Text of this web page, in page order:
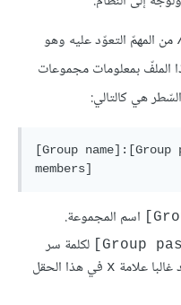
من المهمّ التعوّد عليه وهو
الملفّ بمعلومات مجموعات
هي كالتالي:
[Group
members]
اسم المجموعة.
لكلمة سر
علامة x في هذا الحقل